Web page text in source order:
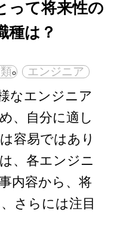
って将来性の
種は？
エンジニア
なエンジニア
、自分に適し
容易ではあり
、各エンジニ
内容から、将
さらには注目